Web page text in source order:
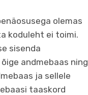
olemas
koduleht ei toimi.
sisenda
andmebaas ning
ja sellele
taaskord